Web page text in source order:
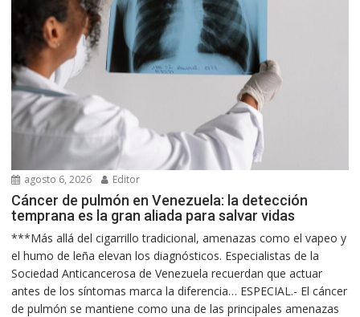
agosto 6, 2026 Editor
Cáncer de pulmón en Venezuela: la detección
temprana es la gran aliada para salvar vidas
***Más allá del cigarrillo tradicional, amenazas como el vapeo y
el humo de leña elevan los diagnósticos. Especialistas de la
Sociedad Anticancerosa de Venezuela recuerdan que actuar
antes de los síntomas marca la diferencia… ESPECIAL.- El cáncer
de pulmón se mantiene como una de las principales amenazas